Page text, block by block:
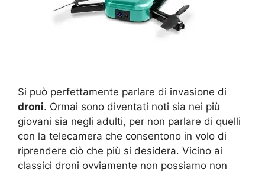
Si può perfettamente parlare di invasione di
droni. Ormai sono diventati noti sia nei più
giovani sia negli adulti, per non parlare di quelli
con la telecamera che consentono in volo di
riprendere ciò che più si desidera. Vicino ai
classici droni ovviamente non possiamo non